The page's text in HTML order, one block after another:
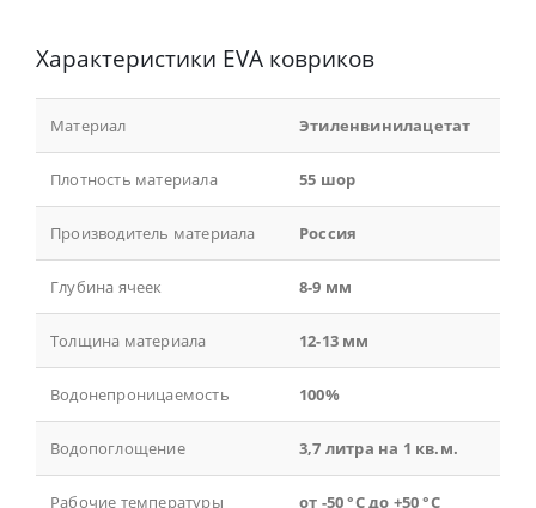
Характеристики EVA ковриков
Материал Этиленвинилацетат
Плотность материала 55 шор
Производитель материала Россия
Глубина ячеек 8-9 мм
Толщина материала 12-13 мм
Водонепроницаемость 100%
Водопоглощение 3,7 литра на 1 кв.м.
Рабочие температуры от -50 °С до +50 °С